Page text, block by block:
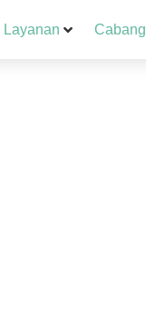
Layanan Cabang